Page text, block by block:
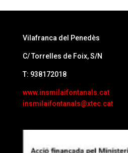
Vilafranca del Penedès
C/ Torrelles de Foix, S/N
T: 938172018
www.insmilaifontanals.cat
insmilaifontanals@xtec.cat